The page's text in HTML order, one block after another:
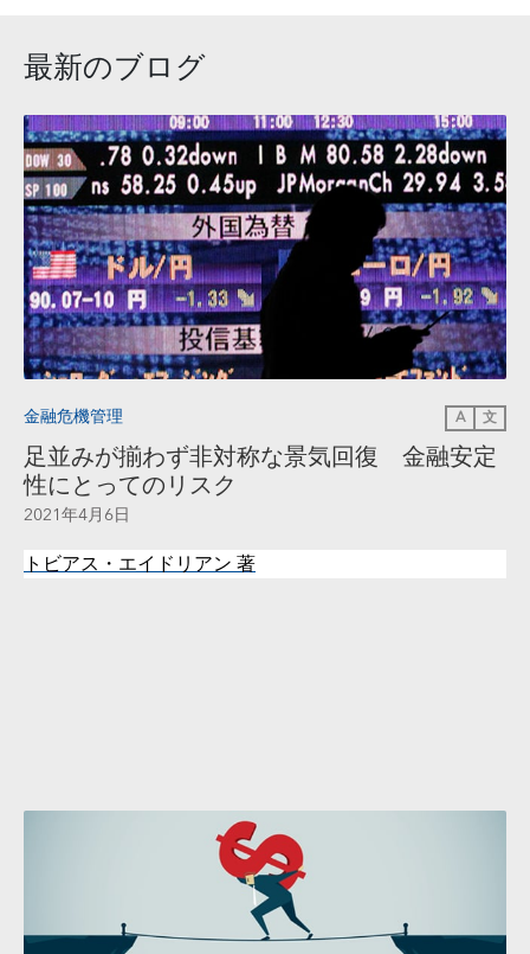
最新のブログ
金融危機管理 A 文
足並みが揃わず非対称な景気回復 金融安定
性にとってのリスク
2021年4月6日
トビアス・エイドリアン著